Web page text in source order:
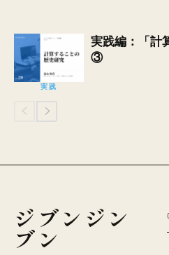
実践
実践編：「計
③
ジブンジン
ブン